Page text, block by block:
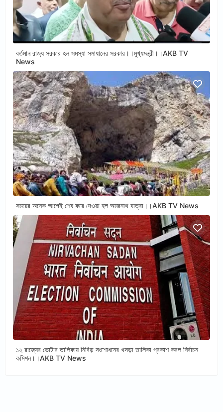
বর্তমান রাজ্য সরকার হল সমস্যা সমাধানের সরকার।।মুখ্যমন্ত্রী।।AKB TV
News
সময়ের অনেক আগেই শেষ করে দেওয়া হল অমরনাথ যাত্রা।।AKB TV News
১২ রাজ্যের ভোটার তালিকায় নিবিড় সংশোধনের খসড়া তালিকা প্রকাশ করল নির্বাচন
কমিশন।।AKB TV News